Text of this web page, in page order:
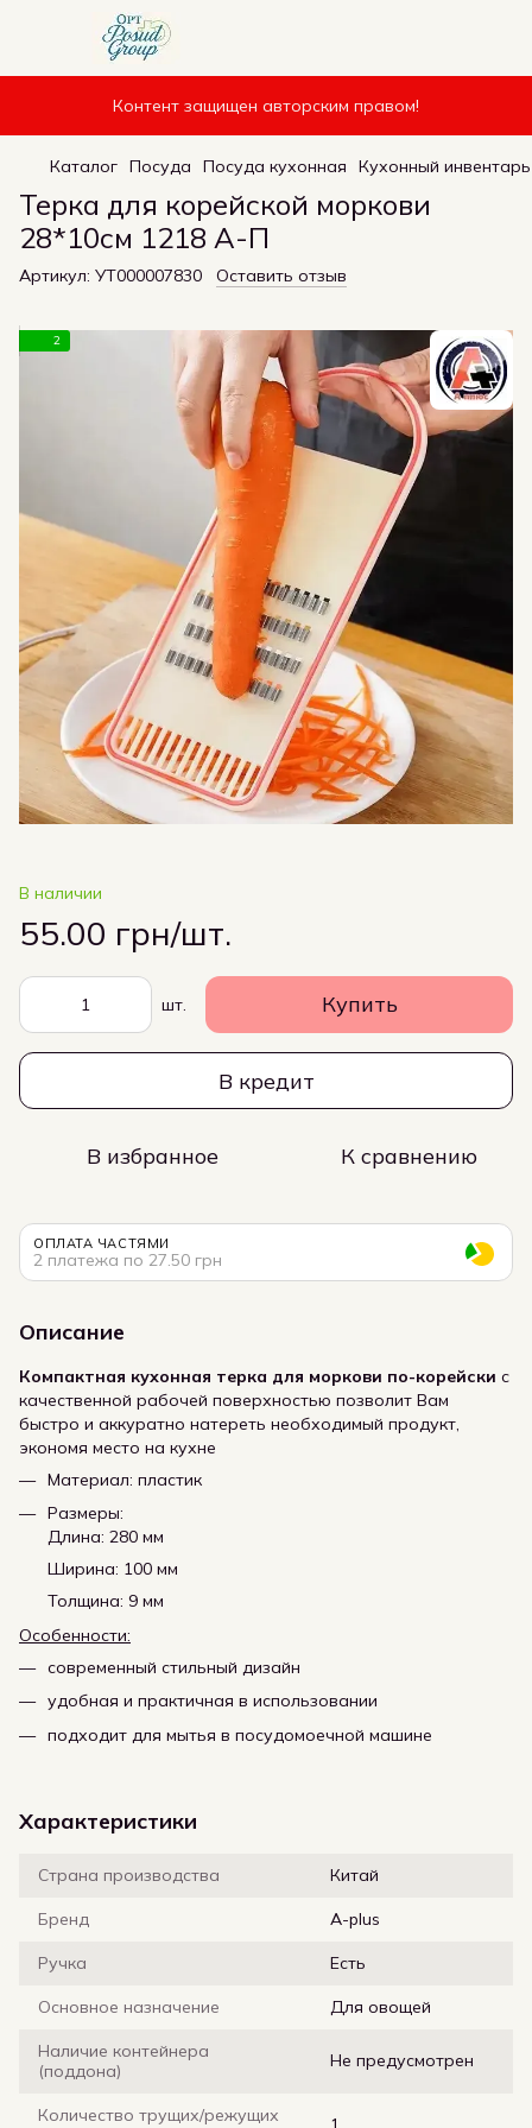
Контент защищен авторским правом!
Каталог Посуда Посуда кухонная Кухонный инвентарь
Терка для корейской моркови
28*10см 1218 А-П
Артикул: УТ000007830 Оставить отзыв
2
В наличии
55.00 грн/шт.
шт. Купить
В кредит
В избранное К сравнению
ОПЛАТА ЧАСТЯМИ
2 платежа по 27.50 грн
Описание
Компактная кухонная терка для моркови по-корейски с
качественной рабочей поверхностью позволит Вам
быстро и аккуратно натереть необходимый продукт,
экономя место на кухне
Материал: пластик
Размеры:
Длина: 280 мм
Ширина: 100 мм
Толщина: 9 мм
Особенности:
современный стильный дизайн
удобная и практичная в использовании
подходит для мытья в посудомоечной машине
Характеристики
Страна производства Китай
Бренд A-plus
Ручка Есть
Основное назначение Для овощей
Наличие контейнера
(поддона)
Не предусмотрен
Количество трущих/режущих